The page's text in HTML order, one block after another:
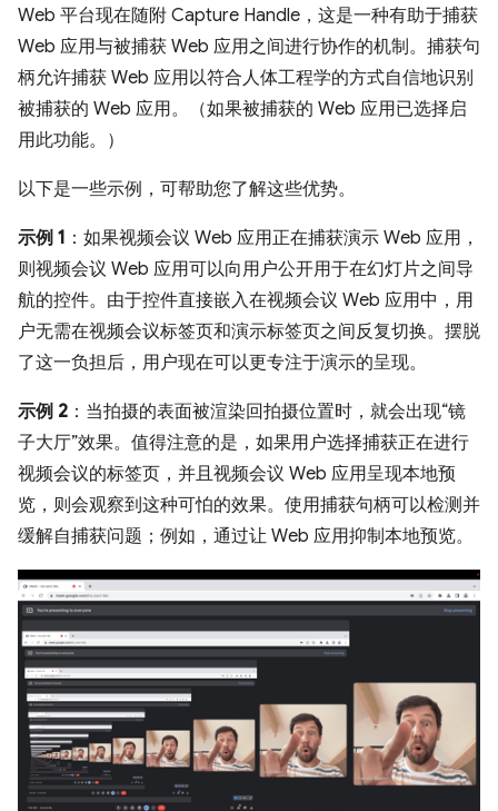
Web 平台现在随附 Capture Handle，这是一种有助于捕获
Web 应用与被捕获 Web 应用之间进行协作的机制。捕获句
柄允许捕获 Web 应用以符合人体工程学的方式自信地识别
被捕获的 Web 应用。（如果被捕获的 Web 应用已选择启
用此功能。）
以下是一些示例，可帮助您了解这些优势。
示例 1 ：如果视频会议 Web 应用正在捕获演示 Web 应用，
则视频会议 Web 应用可以向用户公开用于在幻灯片之间导
航的控件。由于控件直接嵌入在视频会议 Web 应用中，用
户无需在视频会议标签页和演示标签页之间反复切换。摆脱
了这一负担后，用户现在可以更专注于演示的呈现。
示例 2 ：当拍摄的表面被渲染回拍摄位置时，就会出现“镜
子大厅”效果。值得注意的是，如果用户选择捕获正在进行
视频会议的标签页，并且视频会议 Web 应用呈现本地预
览，则会观察到这种可怕的效果。使用捕获句柄可以检测并
缓解自捕获问题；例如，通过让 Web 应用抑制本地预览。